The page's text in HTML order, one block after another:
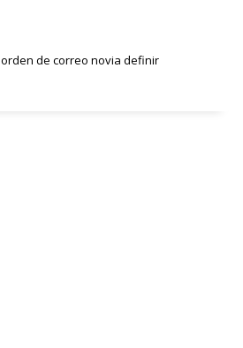
orden de correo novia definir